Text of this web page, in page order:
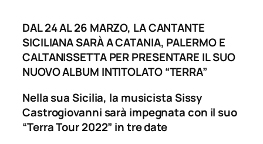
DAL 24 AL 26 MARZO, LA CANTANTE
SICILIANA SARÀ A CATANIA, PALERMO E
CALTANISSETTA PER PRESENTARE IL SUO
NUOVO ALBUM INTITOLATO “TERRA”
Nella sua Sicilia, la musicista Sissy
Castrogiovanni sarà impegnata con il suo
“Terra Tour 2022” in tre date